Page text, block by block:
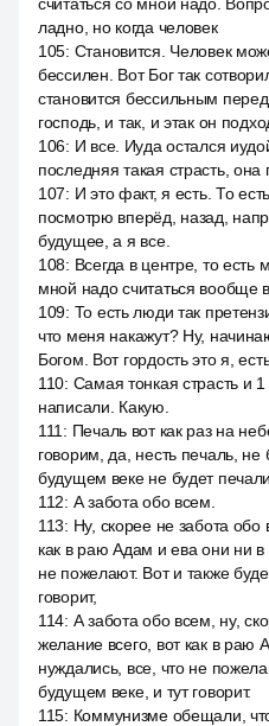
ладно, но когда человек
105: Становится. Человек
бессилен. Вот Бог так
становится бессильным
господь, и так, и этак он
106: И все. Иуда остался
последняя такая страсть, она
107: И это факт, я есть. То
посмотрю вперёд, назад,
будущее, а я все.
108: Всегда в центре, то есть
мной надо считаться вообще
109: То есть люди так
что меня накажут? Ну,
Богом. Вот гордость это я,
110: Самая тонкая страсть и
написали. Какую.
111 : Печаль вот как раз на
говорим, да, несть печаль,
будущем веке не будет
112: А забота обо всем.
113: Ну, скорее не забота обо
как в раю Адам и ева они ни
не пожелают. Вот и также
говорит,
114: А забота обо всем, ну,
желание всего, вот как в раю
нуждались, все, что не
будущем веке, и тут говорит.
115: Коммунизме обещали,